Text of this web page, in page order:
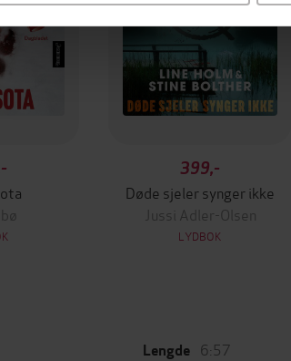
399,-
Døde sjeler synger ikke
Jussi Adler-Olsen
LYDBOK
Lengde 6:57